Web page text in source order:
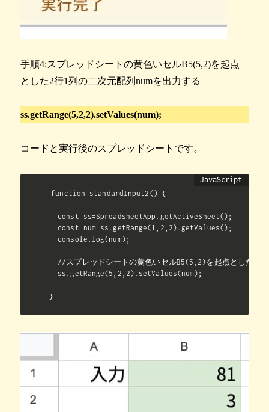
手順4:スプレッドシートの黄色いセルB5(5,2)を起点
とした2行1列の二次元配列numを出力する
ss.getRange(5,2,2).setValues(num);
コードと実行後のスプレッドシートです。
function standardInput2() {
  const ss=SpreadsheetApp.getActiveSheet();
  const num=ss.getRange(1,2,2).getValues();
  console.log(num);
//スプレッドシートの黄色いセルB5(5,2)を起点とした2行
  ss.getRange(5,2,2).setValues(num);
}